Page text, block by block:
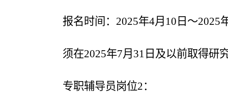
报名时间：2025年4月10日～2025
须在2025年7月31日及以前取得研
专职辅导员岗位2：